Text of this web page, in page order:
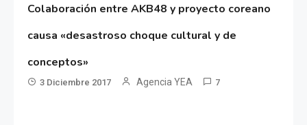
Colaboración entre AKB48 y proyecto coreano
causa «desastroso choque cultural y de
conceptos»
3 Diciembre 2017 Agencia YEA 7